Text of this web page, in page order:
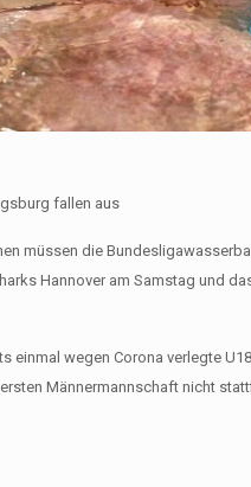
fallen aus
müssen die
Hannover am Samstag und
wegen Corona verlegte
Männermannschaft nicht